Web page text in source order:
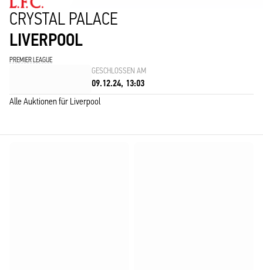
CRYSTAL PALACE
LIVERPOOL
PREMIER LEAGUE
GESCHLOSSEN AM
09.12.24, 13:03
Alle Auktionen für Liverpool